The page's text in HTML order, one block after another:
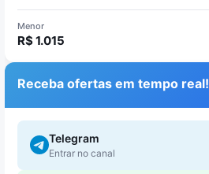
Menor
R$ 1.015
Receba ofertas em tempo real!
Telegram
Entrar no canal